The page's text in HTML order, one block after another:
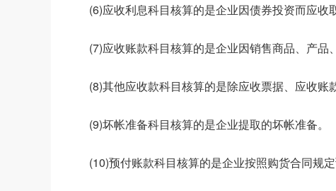
(6)应收利息科目核算的是企业因债券投资而应收
(7)应收账款科目核算的是企业因销售商品、产品
(8)其他应收款科目核算的是除应收票据、应收账
(9)坏帐准备科目核算的是企业提取的坏帐准备。
(10)预付账款科目核算的是企业按照购货合同规